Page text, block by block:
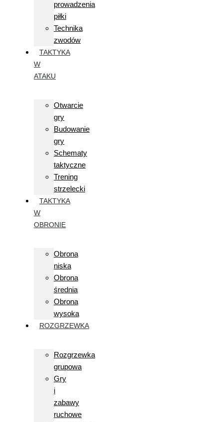
prowadzenia
piłki
Technika
zwodów
TAKTYKA
W
ATAKU
Otwarcie
gry
Budowanie
gry
Schematy
taktyczne
Trening
strzelecki
TAKTYKA
W
OBRONIE
Obrona
niska
Obrona
średnia
Obrona
wysoka
ROZGRZEWKA
Rozgrzewka
grupowa
Gry
i
zabawy
ruchowe